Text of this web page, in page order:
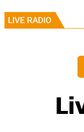
LIVE RADIO